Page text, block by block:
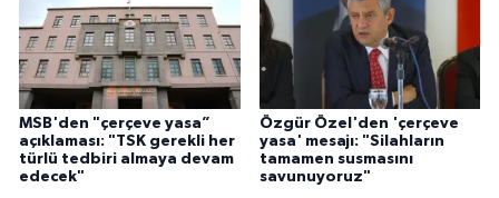
MSB'den "çerçeve yasa”
açıklaması: "TSK gerekli her
türlü tedbiri almaya devam
edecek"
Özgür Özel'den 'çerçeve
yasa' mesajı: "Silahların
tamamen susmasını
savunuyoruz"